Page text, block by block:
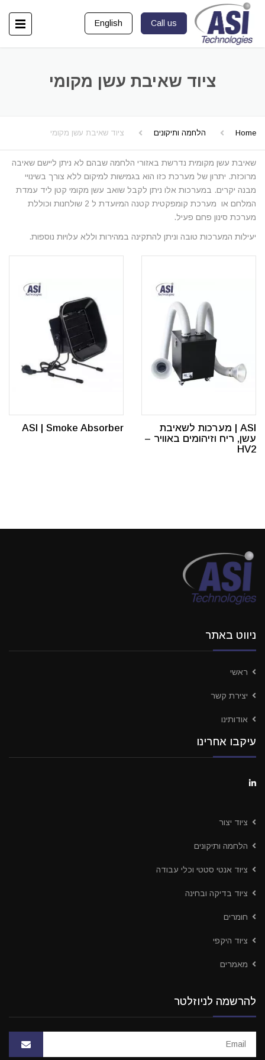
Call us
English
ציוד שאיבת עשן מקומי
Home הלחמה ותיקונים ציוד שאיבת עשן מקומי
שאיבת עשן מקומית נדרשת באזורי הלחמה שבהם לא ניתן ליישם שאיבה
מרוכזת. יתרון של מערכת כזו הוא בגמישות למיקום ללא צורך בשינויי
מבנה יקרים. במערכות אלו ניתן לקבל שואב עשן מקומי קטן ליד עמדת
המלחם או מערכת קומפקטית קטנה המיועדת ל 2 שולחנות וכוללת
מערכת סינון פחם פעיל.
יעילות המערכות טובה וניתן להתקינה במהירות וללא עלויות נוספות.
ASI | מערכות לשאיבת
עשן, ריח וזיהומים באוויר –
HV2
ASI | Smoke Absorber
ניווט באתר
ראשי
יצירת קשר
אודותינו
עיקבו אחרינו
ציוד יצור
הלחמה ותיקונים
ציוד אנטי סטטי וכלי עבודה
ציוד בדיקה ובחינה
חומרים
ציוד היקפי
מאמרים
להרשמה לניוזלטר